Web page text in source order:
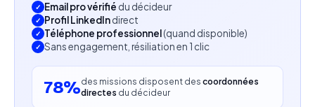
Expérience sur les outils UNICA (Campaign, Deliver,
Journey Builder, Link)
Connaissance des CDP (Customer Data Platform)
Maîtrise des outils de tracking et d'analyse
Email pro vérifié du décideur
Profil LinkedIndirect
Téléphone professionnel(quand disponible)
Sans engagement, résiliation en 1 clic
78%des missions disposent des coordonnées
directes du décideur